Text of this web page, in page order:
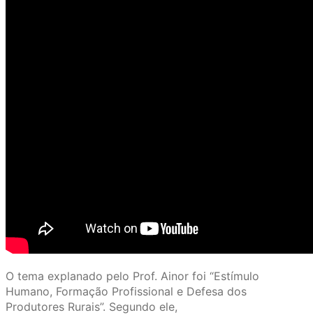
O tema explanado pelo Prof. Ainor foi “Estímulo
Humano, Formação Profissional e Defesa dos
Produtores Rurais”. Segundo ele,